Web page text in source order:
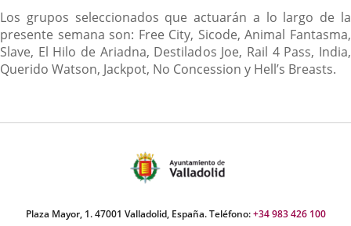
Los grupos seleccionados que actuarán a lo largo de la
presente semana son: Free City, Sicode, Animal Fantasma,
Slave, El Hilo de Ariadna, Destilados Joe, Rail 4 Pass, India,
Querido Watson, Jackpot, No Concession y Hell’s Breasts.
Plaza Mayor, 1. 47001 Valladolid, España. Teléfono:+34 983 426 100